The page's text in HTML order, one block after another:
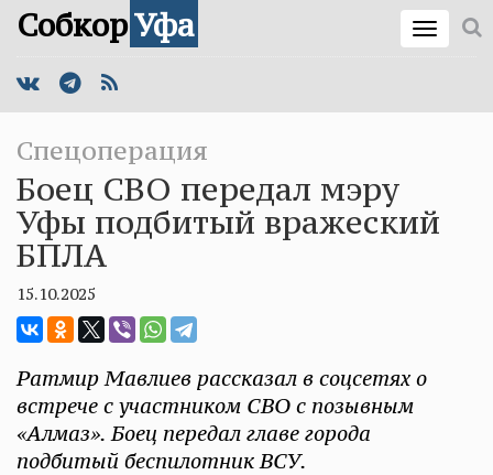
СобкорУфа
Спецоперация
Боец СВО передал мэру
Уфы подбитый вражеский
БПЛА
15.10.2025
Ратмир Мавлиев рассказал в соцсетях о
встрече с участником СВО с позывным
«Алмаз». Боец передал главе города
подбитый беспилотник ВСУ.